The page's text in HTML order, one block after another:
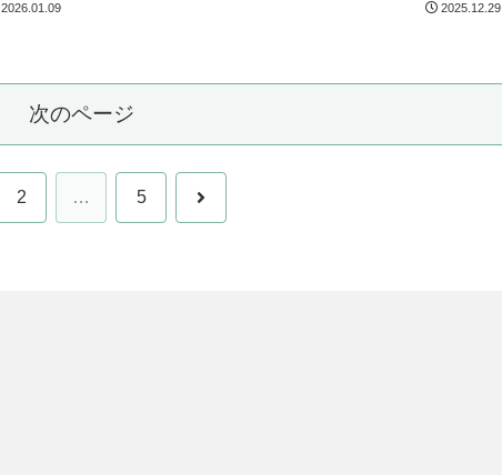
2026.01.09 2025.12.29
次のページ
2 … 5 次